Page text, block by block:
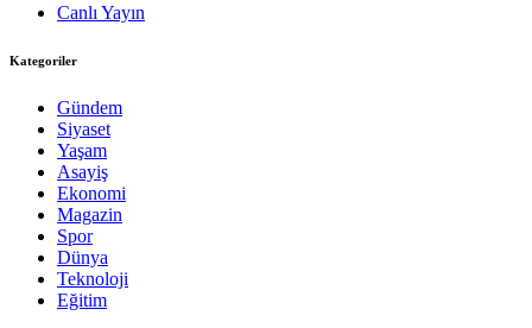
Canlı Yayın
Kategoriler
Gündem
Siyaset
Yaşam
Asayiş
Ekonomi
Magazin
Spor
Dünya
Teknoloji
Eğitim